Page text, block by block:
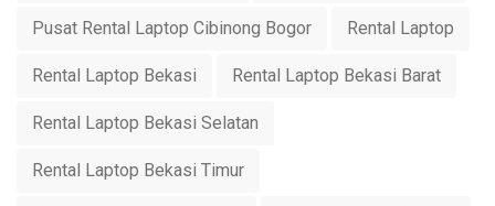
Pusat Rental Laptop Cibinong Bogor Rental Laptop
Rental Laptop Bekasi Rental Laptop Bekasi Barat
Rental Laptop Bekasi Selatan
Rental Laptop Bekasi Timur